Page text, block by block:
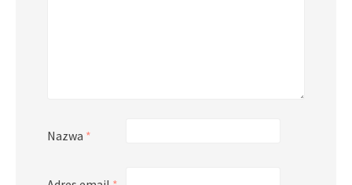
Nazwa *